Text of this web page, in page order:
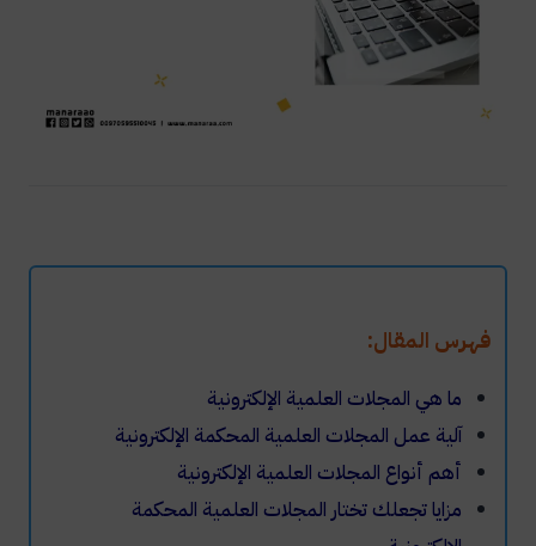
فهرس المقال:
ما هي المجلات العلمية الإلكترونية
آلية عمل المجلات العلمية المحكمة الإلكترونية
أهم أنواع المجلات العلمية الإلكترونية
مزايا تجعلك تختار المجلات العلمية المحكمة